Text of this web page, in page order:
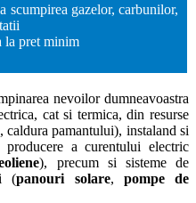
scumpirea gazelor, carbunilor,
la pret minim
nevoilor dumneavoastra
cat si termica, din resurse
pamantului), instaland si
producere a curentului electric
), precum si sisteme de
(panouri solare, pompe de